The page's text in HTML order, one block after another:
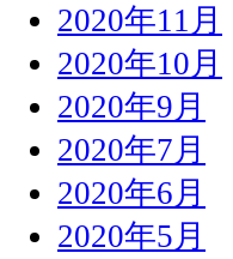
2020年11月
2020年10月
2020年9月
2020年7月
2020年6月
2020年5月